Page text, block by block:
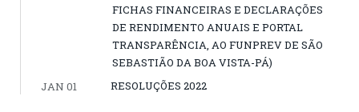
FICHAS FINANCEIRAS E DECLARAÇÕES
DE RENDIMENTO ANUAIS E PORTAL
TRANSPARÊNCIA, AO FUNPREV DE SÃO
SEBASTIÃO DA BOA VISTA-PÁ)
JAN 01
RESOLUÇÕES 2022